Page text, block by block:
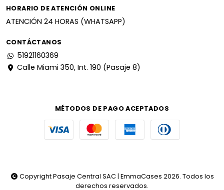
HORARIO DE ATENCIÓN ONLINE
ATENCIÓN 24 HORAS (WHATSAPP)
CONTÁCTANOS
51921160369
Calle Miami 350, Int. 190 (Pasaje 8)
MÉTODOS DE PAGO ACEPTADOS
Copyright Pasaje Central SAC | EmmaCases 2026. Todos los
derechos reservados.